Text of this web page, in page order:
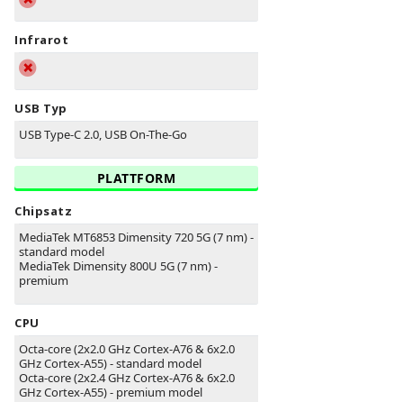
Infrarot
USB Typ
USB Type-C 2.0, USB On-The-Go
PLATTFORM
Chipsatz
MediaTek MT6853 Dimensity 720 5G (7 nm) -
standard model
MediaTek Dimensity 800U 5G (7 nm) -
premium
CPU
Octa-core (2x2.0 GHz Cortex-A76 & 6x2.0
GHz Cortex-A55) - standard model
Octa-core (2x2.4 GHz Cortex-A76 & 6x2.0
GHz Cortex-A55) - premium model